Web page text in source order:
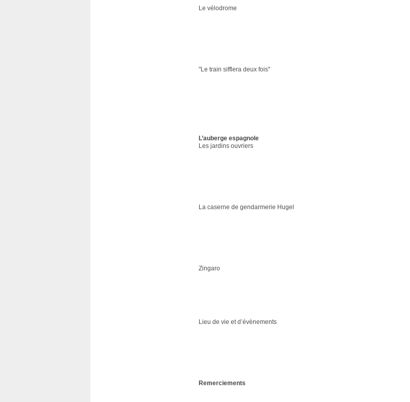
Le vélodrome
"Le train sifflera deux fois"
L’auberge espagnole
Les jardins ouvriers
La caserne de gendarmerie Hugel
Zingaro
Lieu de vie et d’évènements
Remerciements